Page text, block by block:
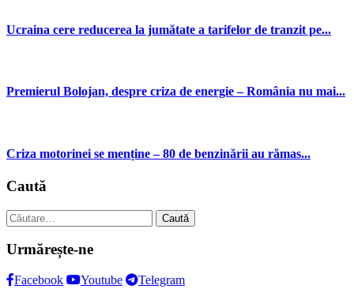
Ucraina cere reducerea la jumătate a tarifelor de tranzit pe...
Premierul Bolojan, despre criza de energie – România nu mai...
Criza motorinei se menține – 80 de benzinării au rămas...
Caută
Caută
după:
Urmărește-ne
Facebook Youtube Telegram